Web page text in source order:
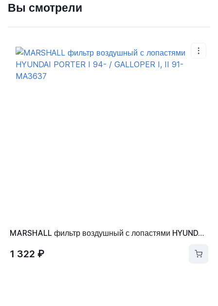
Вы смотрели
MARSHALL фильтр воздушный с лопастями HYUNDAI PORTER I 94- / GALLOPER I, II 91- MA3637
1 322 ₽